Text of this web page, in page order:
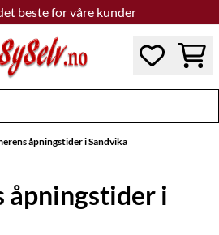
beste for våre kunder
åpningstider i Sandvika
åpningstider i